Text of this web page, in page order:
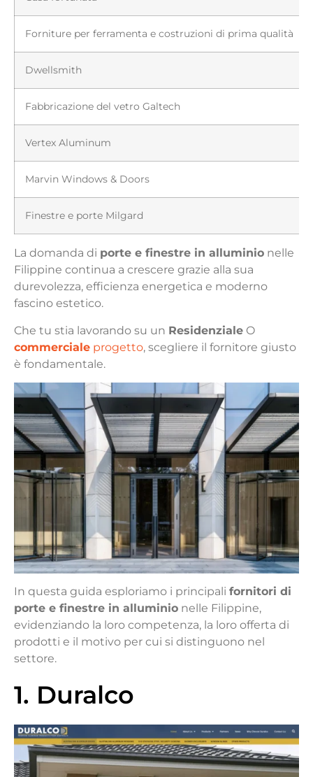
Forniture per ferramenta e costruzioni di prima qualità
Dwellsmith
Fabbricazione del vetro Galtech
Vertex Aluminum
Marvin Windows & Doors
Finestre e porte Milgard
La domanda di porte e finestre in alluminio nelle
Filippine continua a crescere grazie alla sua
durevolezza, efficienza energetica e moderno
fascino estetico.
Che tu stia lavorando su un Residenziale O
commerciale progetto, scegliere il fornitore giusto
è fondamentale.
In questa guida esploriamo i principali fornitori di
porte e finestre in alluminio nelle Filippine,
evidenziando la loro competenza, la loro offerta di
prodotti e il motivo per cui si distinguono nel
settore.
1. Duralco